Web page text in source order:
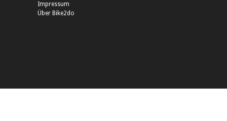
Impressum
Über Bike2do